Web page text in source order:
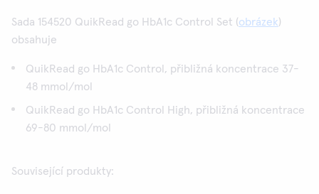
Sada 154520 QuikRead go HbA1c Control Set (obrázek)
obsahuje
QuikRead go HbA1c Control, přibližná koncentrace 37-
48 mmol/mol
QuikRead go HbA1c Control High, přibližná koncentrace
69-80 mmol/mol
Související produkty: